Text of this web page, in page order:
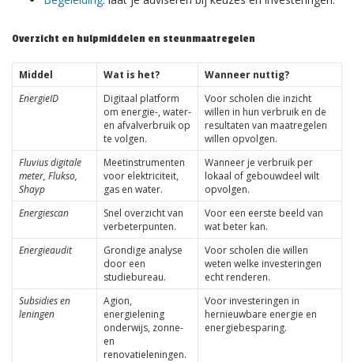
Overzicht en hulpmiddelen en steunmaatregelen
Middel Wat is het?
Wanneer nuttig?
EnergieID
Digitaal platform
om energie-, water-
en afvalverbruik op
te volgen.
Voor scholen die inzicht
willen in hun verbruik en de
resultaten van maatregelen
willen opvolgen.
Fluvius digitale
meter, Flukso,
Shayp
Meetinstrumenten
voor elektriciteit,
gas en water.
Wanneer je verbruik per
lokaal of gebouwdeel wilt
opvolgen.
Energiescan
Snel overzicht van
verbeterpunten.
Voor een eerste beeld van
wat beter kan.
Energieaudit
Grondige analyse
door een
studiebureau.
Voor scholen die willen
weten welke investeringen
echt renderen.
Subsidies en
leningen
Agion,
energielening
onderwijs, zonne-
en
renovatieleningen.
Voor investeringen in
hernieuwbare energie en
energiebesparing.